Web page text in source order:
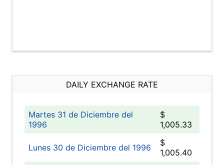
DAILY EXCHANGE RATE
Martes 31 de Diciembre del
1996
$
1,005.33
Lunes 30 de Diciembre del 1996
$
1,005.40